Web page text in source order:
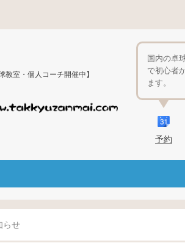
・個人コーチ開催中】
国内の卓
で初心者
ます。
予約
らせ